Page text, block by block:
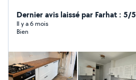
Dernier avis laissé par Farhat : 5/5
Il y a 6 mois
Bien